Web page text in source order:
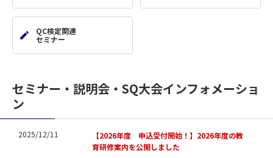
QC検定関連
セミナー
セミナー・説明会・SQ大会インフォメーショ
ン
2025/12/11
【2026年度 申込受付開始！】2026年度の教
育研修案内を公開しました